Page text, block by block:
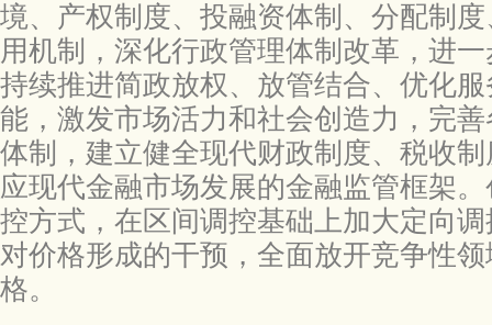
境、产权制度、投融资体制、分配制
用机制，深化行政管理体制改革，进
持续推进简政放权、放管结合、优化
能，激发市场活力和社会创造力，完
体制，建立健全现代财政制度、税收
应现代金融市场发展的金融监管框架
控方式，在区间调控基础上加大定向
对价格形成的干预，全面放开竞争性
格。